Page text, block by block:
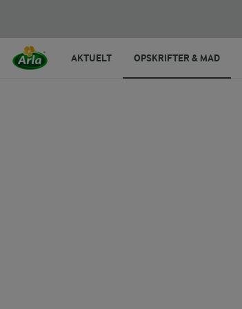
AKTUELT OPSKRIFTER & MAD